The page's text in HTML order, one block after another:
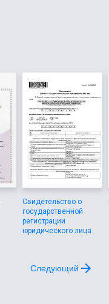
Свидетельство о
государственной
регистрации
юридического лица
Следующий